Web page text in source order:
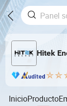
Hitek
InicioProducto